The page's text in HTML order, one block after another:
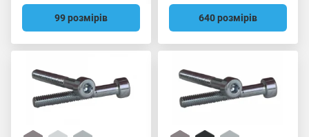
99 розмірів 640 розмірів